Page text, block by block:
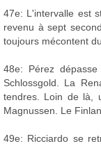
47e: L'intervalle est
revenu à sept
toujours mécontent
48e: Pérez
Schlossgold. La
tendres. Loin de là,
Magnussen. Le
49e: Ricciardo se